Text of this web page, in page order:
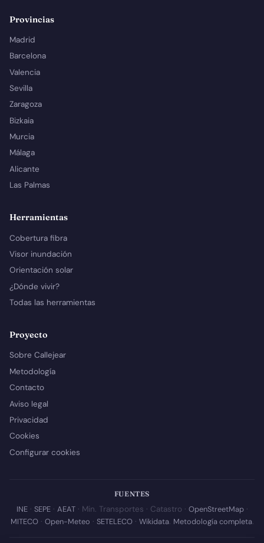
Provincias
Madrid
Barcelona
Valencia
Sevilla
Zaragoza
Bizkaia
Murcia
Málaga
Alicante
Las Palmas
Herramientas
Cobertura fibra
Visor inundación
Orientación solar
¿Dónde vivir?
Todas las herramientas
Proyecto
Sobre Callejear
Metodología
Contacto
Aviso legal
Privacidad
Cookies
Configurar cookies
FUENTES
INE· SEPE· AEAT· Min. Transportes · Catastro · OpenStreetMap·
MITECO· Open-Meteo · SETELECO· Wikidata. Metodología completa.